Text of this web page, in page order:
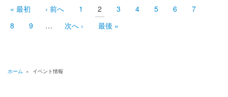
工
学
賛
第
送
先
頭
ペ
ー
« 最初 前
ペ
ジ
‹ 前へ Page
1 カ
レ
ン
ト
2 Page
3 Page
4 Page
5 Page
6 Page
7
Page
8 Page
9 … 次
ペ
次へ › 最
終
最後 »
ホーム » イベント情報